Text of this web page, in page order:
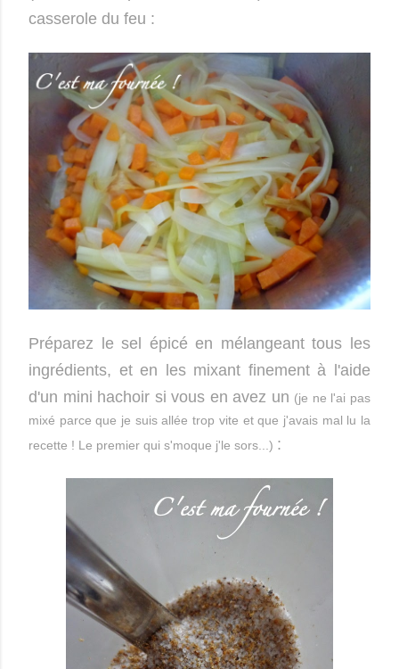
casserole du feu :
Préparez le sel épicé en mélangeant tous les
ingrédients, et en les mixant finement à l'aide
d'un mini hachoir si vous en avez un (je ne l'ai pas
mixé parce que je suis allée trop vite et que j'avais mal lu la
recette ! Le premier qui s'moque j'le sors...) :